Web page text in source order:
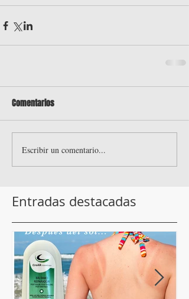
Comentarios
Escribir un comentario...
Entradas destacadas